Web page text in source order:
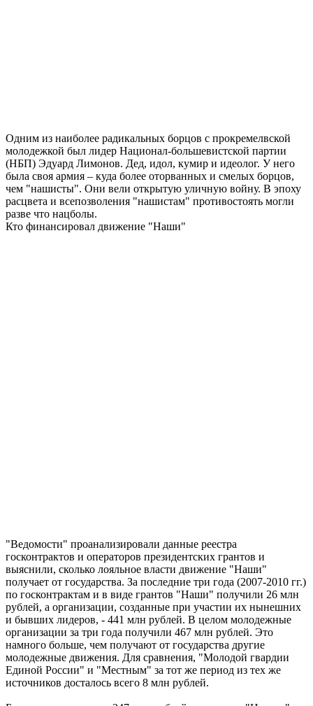
Одним из наиболее радикальных борцов с прокремелвской
молодежкой был лидер Национал-большевистской партии
(НБП) Эдуард Лимонов. Дед, идол, кумир и идеолог. У него
была своя армия – куда более оторванных и смелых борцов,
чем "нашисты". Они вели открытую уличную войну. В эпоху
расцвета и всепозволения "нашистам" противостоять могли
разве что нацболы.
Кто финансировал движение "Наши"
"Ведомости" проанализировали данные реестра
госконтрактов и операторов президентских грантов и
выяснили, сколько лояльное власти движение "Наши"
получает от государства. За последние три года (2007-2010 гг.)
по госконтрактам и в виде грантов "Наши" получили 26 млн
рублей, а организации, созданные при участии их нынешних
и бывших лидеров, - 441 млн рублей. В целом молодежные
организации за три года получили 467 млн рублей. Это
намного больше, чем получают от государства другие
молодежные движения. Для сравнения, "Молодой гвардии
Единой России" и "Местным" за тот же период из тех же
источников досталось всего 8 млн рублей.